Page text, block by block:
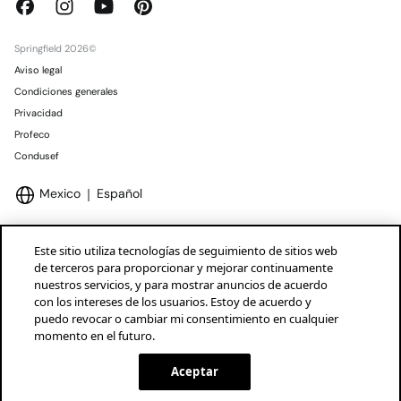
Springfield 2026©
Aviso legal
Condiciones generales
Privacidad
Profeco
Condusef
Mexico Español
Marcas Tendam
Este sitio utiliza tecnologías de seguimiento de sitios web
de terceros para proporcionar y mejorar continuamente
nuestros servicios, y para mostrar anuncios de acuerdo
con los intereses de los usuarios. Estoy de acuerdo y
puedo revocar o cambiar mi consentimiento en cualquier
momento en el futuro.
Aceptar